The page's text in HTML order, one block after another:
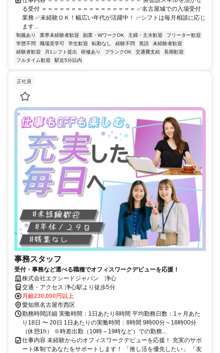
る受付 ＝＝＝＝＝＝＝＝＝＝＝＝＝＝＝＝ ✅名古屋城での入場受付
業務 ✅未経験ＯＫ！幅広い年代が活躍中！ ✅シフトは毎月相談に応じ
ます...
制服あり 業界未経験者歓迎 副業・WワークOK 主婦・主夫歓迎
フリーター歓迎
学歴不問
職場見学可 学生歓迎 転勤なし 経験不問 英語
未経験者歓迎
経験者歓迎
月1シフト提出 研修あり ブランクOK 交通費支給
長期歓迎
フルタイム歓迎
駅近5分以内
正社員
事務スタッフ
受付・事務など選べる職種でオフィスワークデビューを応援！
株式会社エクシードジャパン 浄心
交通・アクセス 浄心駅より徒歩5分
月給230,000円以上
愛知県名古屋市西区
勤務時間詳細 実働時間：1日あたり8時間 平均勤務日数：1ヶ月あた
り18日 〜 20日 1日あたりの実働時間：8時間 9時00分～18時00分
（休憩1h） ※時差出勤（10時～19時など）での勤務...
仕事内容 未経験からのオフィスワークデビューを応援！ 充実のサポ
ート体制であなたをサポートします！ 「推し活を優先したい」 「友